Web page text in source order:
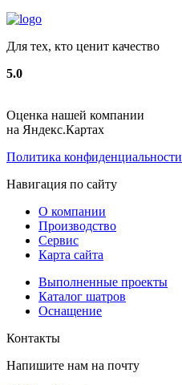
Для тех, кто ценит качество
5.0
Оценка нашей компании
на Яндекс.Картах
Политика конфиденциальности
Навигация по сайту
О компании
Производство
Сервис
Карта сайта
Выполненные проекты
Каталог шатров
Оснащение
Контакты
Напишите нам на почту